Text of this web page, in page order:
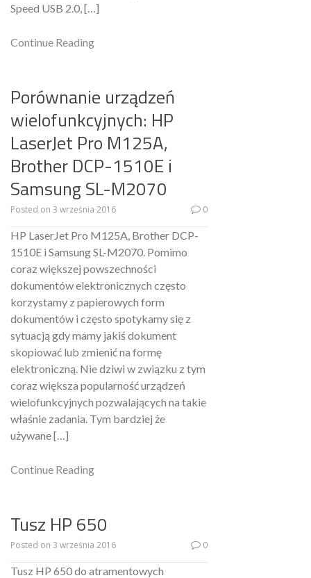
Speed USB 2.0, […]
Continue Reading
Porównanie urządzeń
wielofunkcyjnych: HP
LaserJet Pro M125A,
Brother DCP-1510E i
Samsung SL-M2070
Posted on 3 września 2016 0
HP LaserJet Pro M125A, Brother DCP-
1510E i Samsung SL-M2070. Pomimo
coraz większej powszechności
dokumentów elektronicznych często
korzystamy z papierowych form
dokumentów i często spotykamy się z
sytuacją gdy mamy jakiś dokument
skopiować lub zmienić na formę
elektroniczną. Nie dziwi w związku z tym
coraz większa popularność urządzeń
wielofunkcyjnych pozwalających na takie
właśnie zadania. Tym bardziej że
używane […]
Continue Reading
Tusz HP 650
Posted on 3 września 2016 0
Tusz HP 650 do atramentowych